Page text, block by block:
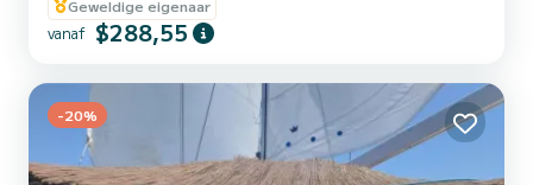
Geweldige eigenaar
vanaf $288,55
-20%